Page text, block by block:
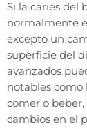
Si la caries del
normalmente
excepto un
superficie del
avanzados
notables como
comer o
cambios en el